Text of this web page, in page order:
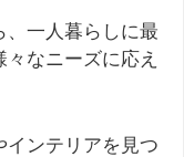
、一人暮らしに最
なニーズに応え
インテリアを見つ